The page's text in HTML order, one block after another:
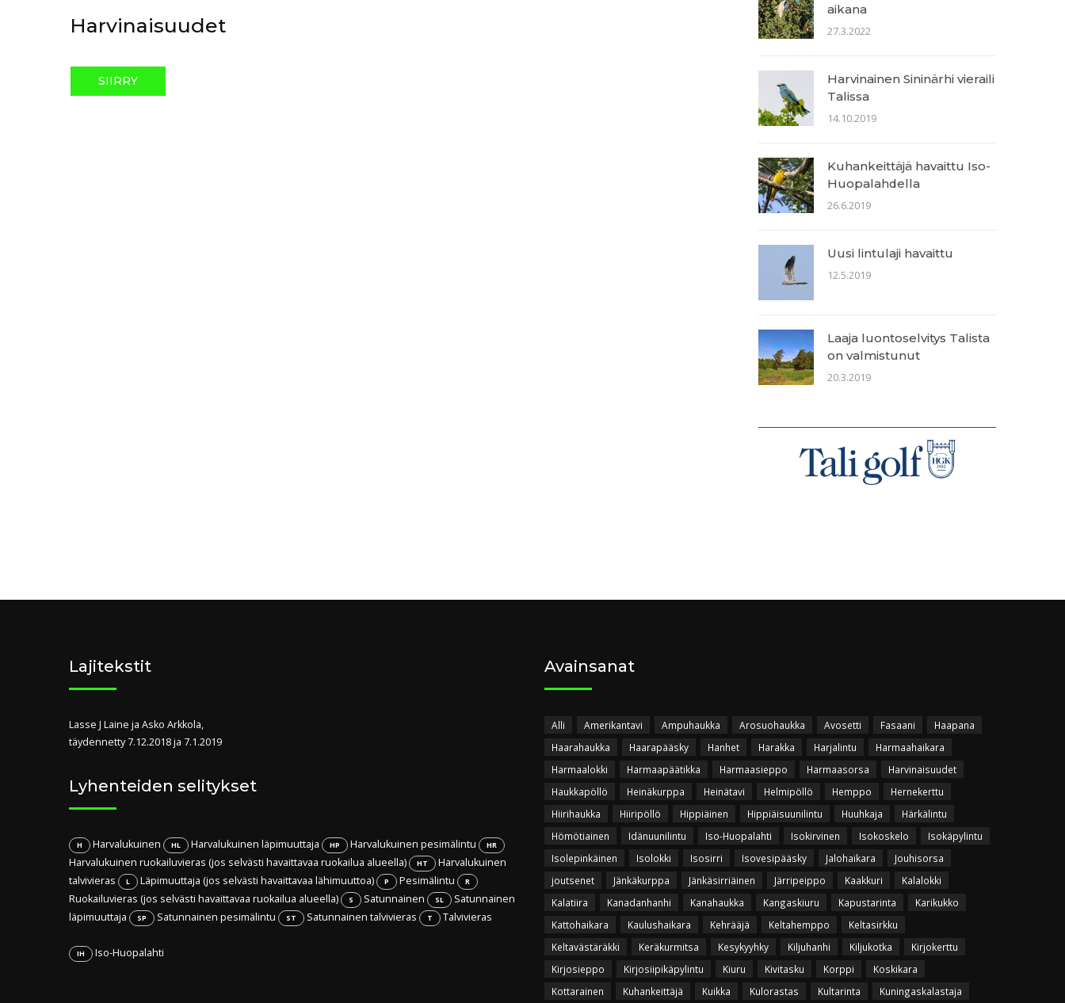
Harvinaisuudet
SIIRRY
aikana
27.3.2022
Harvinainen Sininärhi vieraili
Talissa
14.10.2019
Kuhankeittäjä havaittu Iso-
Huopalahdella
26.6.2019
Uusi lintulaji havaittu
12.5.2019
Laaja luontoselvitys Talista
on valmistunut
20.3.2019
Lajitekstit
Lasse J Laine ja Asko Arkkola,
täydennetty 7.12.2018 ja 7.1.2019
Lyhenteiden selitykset
H Harvalukuinen HL Harvalukuinen läpimuuttaja HP Harvalukuinen pesimälintu HR
Harvalukuinen ruokailuvieras (jos selvästi havaittavaa ruokailua alueella) HT
Harvalukuinen
talvivieras
L Läpimuuttaja (jos selvästi havaittavaa lähimuuttoa) P Pesimälintu R
Ruokailuvieras (jos selvästi havaittavaa ruokailua alueella) S Satunnainen SL
Satunnainen
läpimuuttaja
SP Satunnainen pesimälintu ST Satunnainen talvivieras T Talvivieras
IH Iso-Huopalahti
Avainsanat
Alli Amerikantavi Ampuhaukka Arosuohaukka Avosetti Fasaani
Haapana
Haarahaukka
Haarapääsky Hanhet Harakka Harjalintu
Harmaahaikara
Harmaalokki
Harmaapäätikka Harmaasieppo Harmaasorsa
Harvinaisuudet
Haukkapöllö
Heinäkurppa Heinätavi Helmipöllö Hemppo
Hernekerttu
Hiirihaukka
Hiiripöllö Hippiäinen Hippiäisuunilintu Huuhkaja
Härkälintu
Hömötiainen
Idänuunilintu Iso-Huopalahti Isokirvinen Isokoskelo
Isokäpylintu
Isolepinkäinen
Isolokki Isosirri Isovesipääsky Jalohaikara
Jouhisorsa
joutsenet
Jänkäkurppa Jänkäsirriäinen Järripeippo Kaakkuri
Kalalokki
Kalatiira
Kanadanhanhi Kanahaukka Kangaskiuru Kapustarinta
Karikukko
Kattohaikara
Kaulushaikara Kehrääjä Keltahemppo
Keltasirkku
Keltavästäräkki
Keräkurmitsa Kesykyyhky Kiljuhanhi Kiljukotka
Kirjokerttu
Kirjosieppo
Kirjosiipikäpylintu Kiuru Kivitasku Korppi
Koskikara
Kottarainen
Kuhankeittäjä Kuikka Kulorastas Kultarinta
Kuningaskalastaja